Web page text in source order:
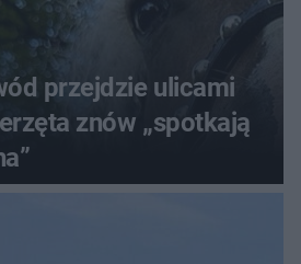
przejdzie ulicami
znów „spotkają